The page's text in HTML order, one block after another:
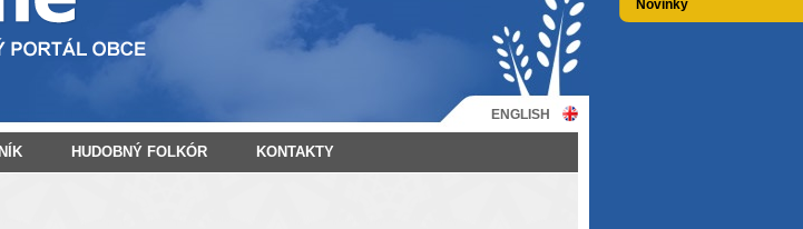
Novinky
ENGLISH
HUDOBNÝ FOLKÓR KONTAKTY